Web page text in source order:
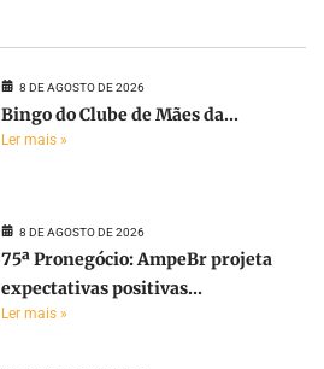
8 DE AGOSTO DE 2026
Bingo do Clube de Mães da...
Ler mais »
8 DE AGOSTO DE 2026
75ª Pronegócio: AmpeBr projeta
expectativas positivas...
Ler mais »